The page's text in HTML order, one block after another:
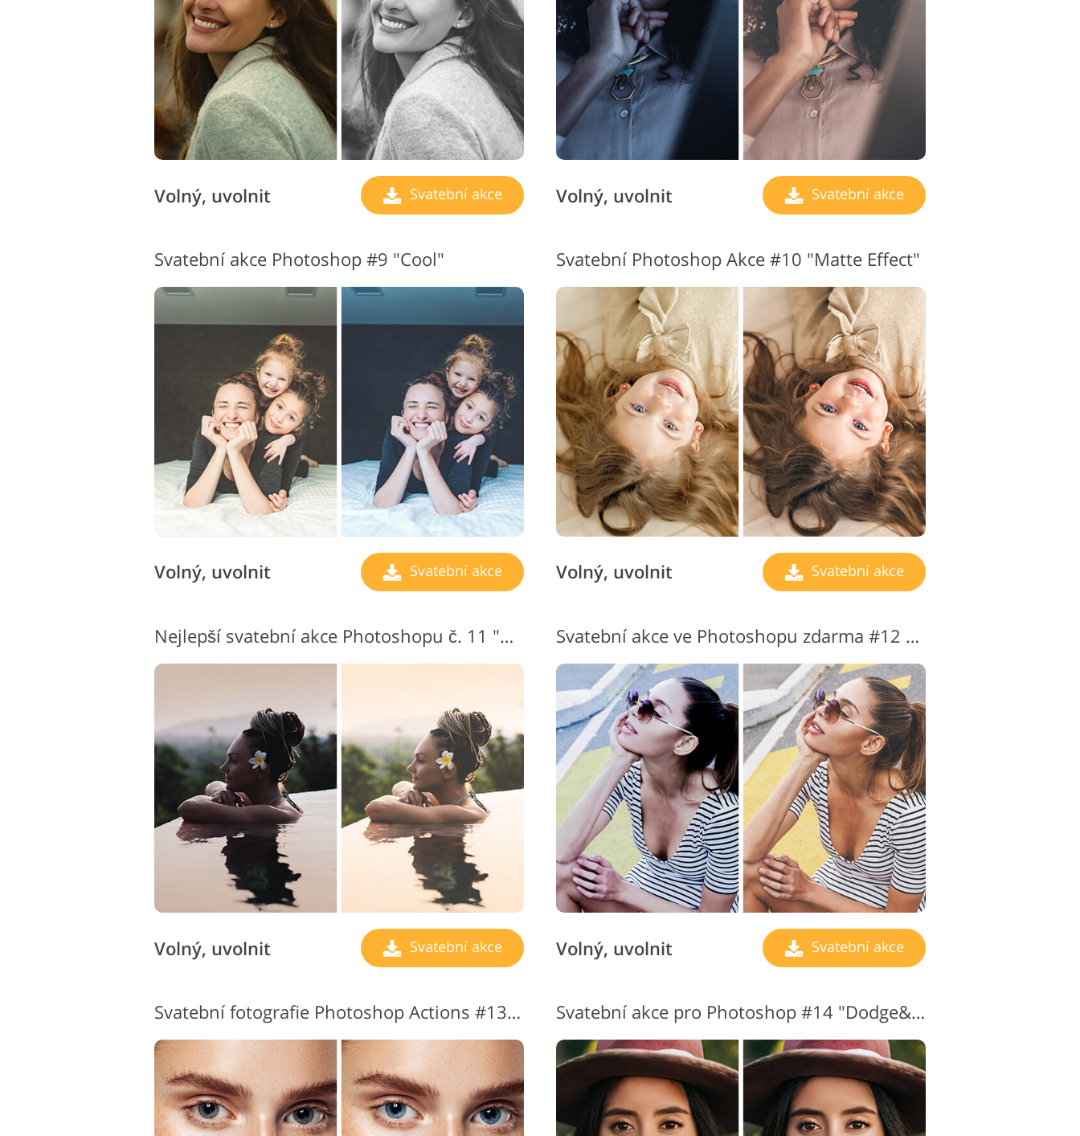
Volný, uvolnit Svatební akce Volný, uvolnit Svatební akce
Svatební akce Photoshop #9 "Cool"
Volný, uvolnit Svatební akce
Svatební Photoshop Akce #10 "Matte Effect"
Volný, uvolnit Svatební akce
Nejlepší svatební akce Photoshopu č. 11 "Glow"
Volný, uvolnit Svatební akce
Svatební akce ve Photoshopu zdarma #12 "Tonning"
Volný, uvolnit Svatební akce
Svatební fotografie Photoshop Actions #13 "Clean Eyes" Svatební akce pro Photoshop #14 "Dodge&Burn"